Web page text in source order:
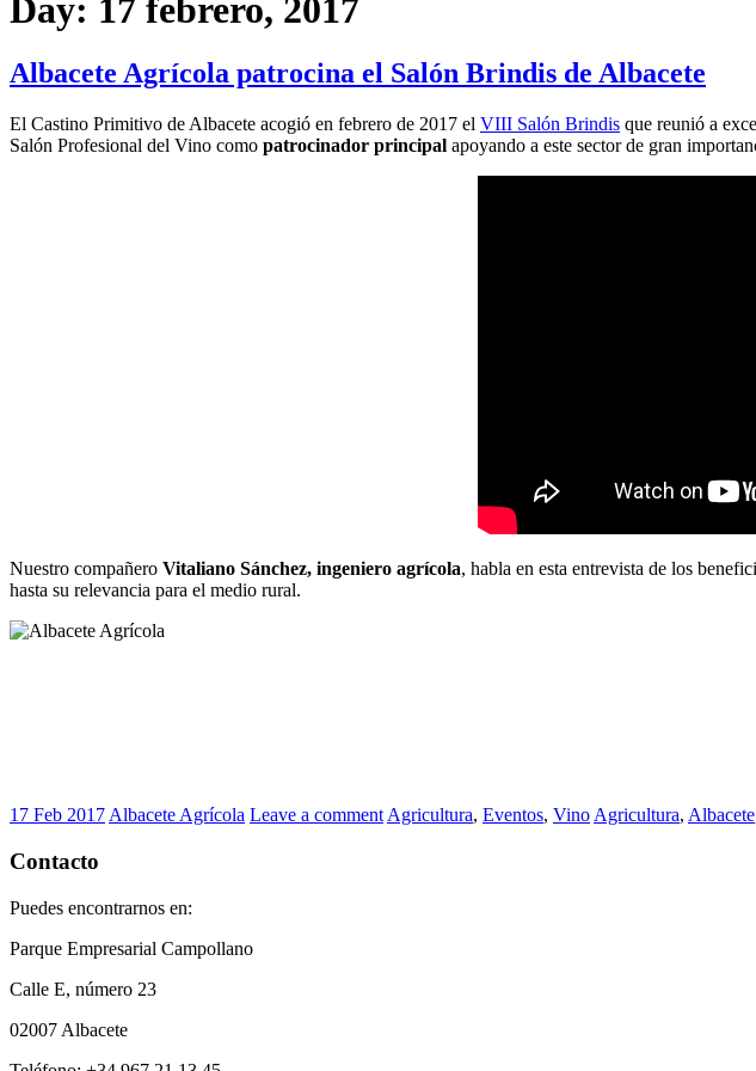
Day: 17 febrero, 2017
Albacete Agrícola patrocina el Salón Brindis de Albacete
El Castino Primitivo de Albacete acogió en febrero de 2017 el VIII Salón Brindis que reunió a
Salón Profesional del Vino como patrocinador principal apoyando a este sector de gran
Nuestro compañero Vitaliano Sánchez, ingeniero agrícola, habla en esta entrevista de los
hasta su relevancia para el medio rural.
17 Feb 2017 Albacete Agrícola Leave a comment Agricultura, Eventos, Vino Agricultura, Albacete
Contacto
Puedes encontrarnos en:
Parque Empresarial Campollano
Calle E, número 23
02007 Albacete